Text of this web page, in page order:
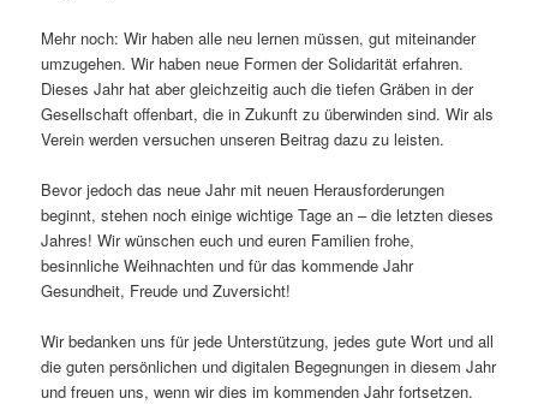
Mehr noch: Wir haben alle neu lernen müssen, gut miteinander
umzugehen. Wir haben neue Formen der Solidarität erfahren.
Dieses Jahr hat aber gleichzeitig auch die tiefen Gräben in der
Gesellschaft offenbart, die in Zukunft zu überwinden sind. Wir als
Verein werden versuchen unseren Beitrag dazu zu leisten.
Bevor jedoch das neue Jahr mit neuen Herausforderungen
beginnt, stehen noch einige wichtige Tage an – die letzten dieses
Jahres! Wir wünschen euch und euren Familien frohe,
besinnliche Weihnachten und für das kommende Jahr
Gesundheit, Freude und Zuversicht!
Wir bedanken uns für jede Unterstützung, jedes gute Wort und all
die guten persönlichen und digitalen Begegnungen in diesem Jahr
und freuen uns, wenn wir dies im kommenden Jahr fortsetzen.